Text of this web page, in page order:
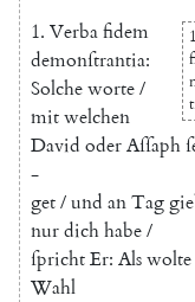
1. Verbafidem
demonſtrantia:
Solcheworte/
mitwelchen
David oderAſſaph
-
get/und anTag
nurdichhabe/
ſprichtEr: Alswolte
Wahl